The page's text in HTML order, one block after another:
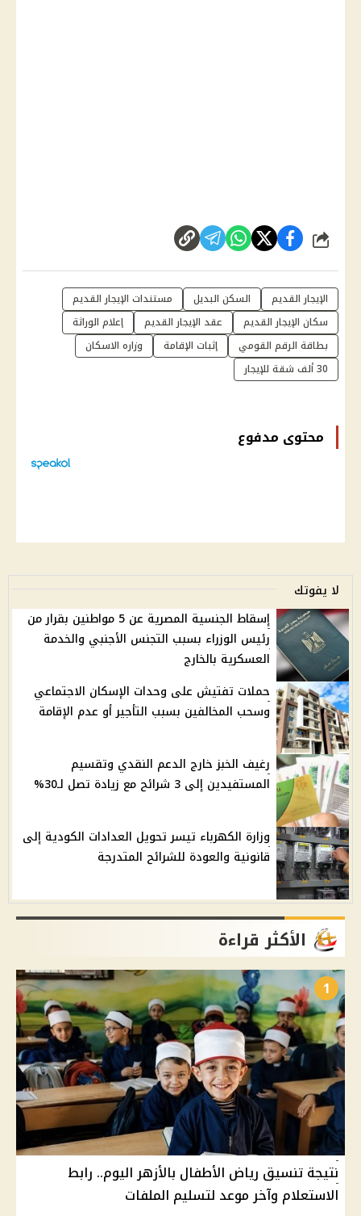
شارك
الإيجار القديم السكن البديل
مستندات الإيجار القديم
سكان الإيجار القديم
عقد الإيجار القديم
إعلام الوراثة
بطاقة الرقم القومي
إثبات الإقامة
وزاره الاسكان
30 ألف شقة للإيجار
محتوى مدفوع
لا يفوتك
إسقاط الجنسية المصرية عن 5 مواطنين بقرار من
رئيس الوزراء بسبب التجنس الأجنبي والخدمة
العسكرية بالخارج
حملات تفتيش على وحدات الإسكان الاجتماعي
وسحب المخالفين بسبب التأجير أو عدم الإقامة
رغيف الخبز خارج الدعم النقدي وتقسيم
المستفيدين إلى 3 شرائح مع زيادة تصل لـ30%
وزارة الكهرباء تيسر تحويل العدادات الكودية إلى
قانونية والعودة للشرائح المتدرجة
الأكثر قراءة
1
نتيجة تنسيق رياض الأطفال بالأزهر اليوم.. رابط
الاستعلام وآخر موعد لتسليم الملفات